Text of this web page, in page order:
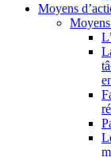
Moyens